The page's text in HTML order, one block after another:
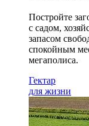
Постройте
с садом,
запасом
спокойным
мегаполиса.
Гектар
для жизни